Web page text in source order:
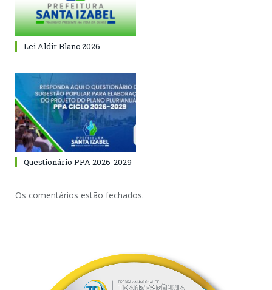
Lei Aldir Blanc 2026
Questionário PPA 2026-2029
Os comentários estão fechados.